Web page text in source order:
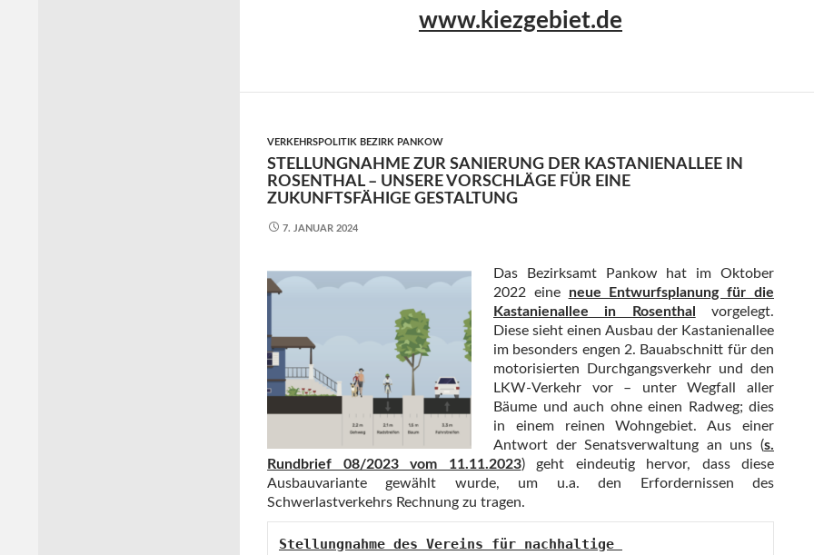
www.kiezgebiet.de
VERKEHRSPOLITIK BEZIRK PANKOW
STELLUNGNAHME ZUR SANIERUNG DER KASTANIENALLEE IN
ROSENTHAL – UNSERE VORSCHLÄGE FÜR EINE
ZUKUNFTSFÄHIGE GESTALTUNG
7. JANUAR 2024
Das Bezirksamt Pankow hat im Oktober
2022 eine neue Entwurfsplanung für die
Kastanienallee in Rosenthal
vorgelegt.
Diese sieht einen Ausbau der Kastanienallee
im besonders engen 2. Bauabschnitt für den
motorisierten Durchgangsverkehr und den
LKW-Verkehr vor – unter Wegfall aller
Bäume und auch ohne einen Radweg; dies
in einem reinen Wohngebiet. Aus einer
Antwort der Senatsverwaltung an uns (s.
Rundbrief 08/2023 vom 11.11.2023) geht eindeutig hervor, dass diese
Ausbauvariante gewählt wurde, um u.a. den Erfordernissen des
Schwerlastverkehrs Rechnung zu tragen.
Stellungnahme des Vereins für nachhaltige